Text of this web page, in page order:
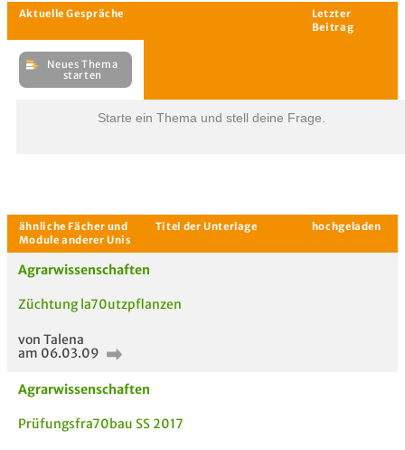
Aktuelle Gespräche
starten
Starte ein Thema und stell deine Frage.
Agrarwissenschaften
Züchtung la70utzpflanzen
von Talena
am 06.03.09
Agrarwissenschaften
Prüfungsfra70bau SS 2017